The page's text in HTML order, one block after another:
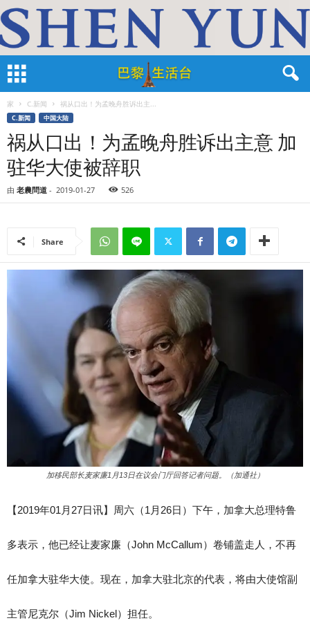
家 C.新闻 祸从口出！为孟晚舟胜诉出主...
C.新闻 中国大陆
祸从口出！为孟晚舟胜诉出主意 加
驻华大使被辞职
由 老農問道 - 2019-01-27 526
Share
加移民部长麦家廉1月13日在议会门厅回答记者问题。（加通社）
【2019年01月27日讯】周六（1月26日）下午，加拿大总理特鲁
多表示，他已经让麦家廉（John McCallum）卷铺盖走人，不再
任加拿大驻华大使。现在，加拿大驻北京的代表，将由大使馆副
主管尼克尔（Jim Nickel）担任。